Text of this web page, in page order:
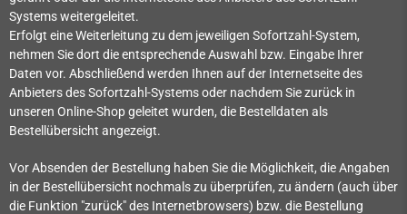
Systems weitergeleitet.
Erfolgt eine Weiterleitung zu dem jeweiligen Sofortzahl-System,
nehmen Sie dort die entsprechende Auswahl bzw. Eingabe Ihrer
Daten vor. Abschließend werden Ihnen auf der Internetseite des
Anbieters des Sofortzahl-Systems oder nachdem Sie zurück in
unseren Online-Shop geleitet wurden, die Bestelldaten als
Bestellübersicht angezeigt.
Vor Absenden der Bestellung haben Sie die Möglichkeit, die Angaben
in der Bestellübersicht nochmals zu überprüfen, zu ändern (auch über
die Funktion "zurück" des Internetbrowsers) bzw. die Bestellung